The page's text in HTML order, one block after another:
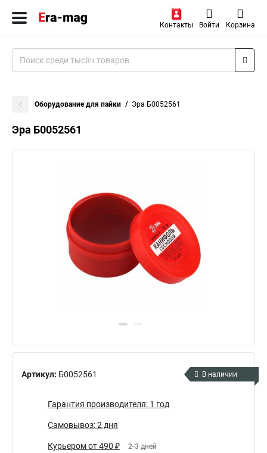
Контакты Войти Корзина
Оборудование для пайки Эра Б0052561
Эра Б0052561
Артикул: Б0052561 В наличии
Гарантия производителя: 1 год
Самовывоз: 2 дня
Курьером от 490 ₽ 2-3 дней